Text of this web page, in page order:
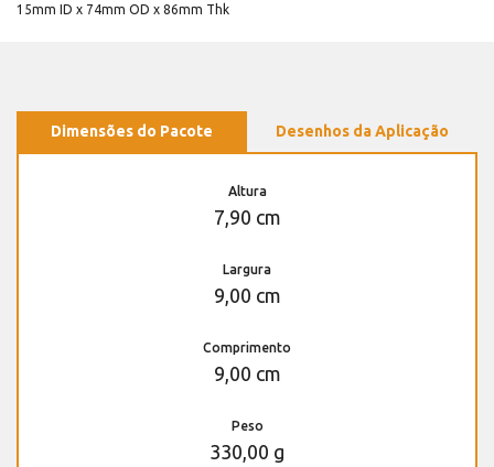
15mm ID x 74mm OD x 86mm Thk
Dimensões do Pacote Desenhos da Aplicação
Altura
7,90 cm
Largura
9,00 cm
Comprimento
9,00 cm
Peso
330,00 g